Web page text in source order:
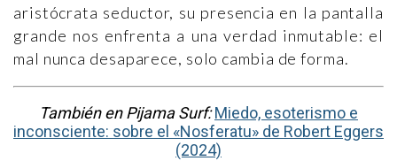
aristócrata seductor, su presencia en la pantalla
grande nos enfrenta a una verdad inmutable: el
mal nunca desaparece, solo cambia de forma.
También en Pijama Surf: Miedo, esoterismo e
inconsciente: sobre el «Nosferatu» de Robert Eggers
(2024)